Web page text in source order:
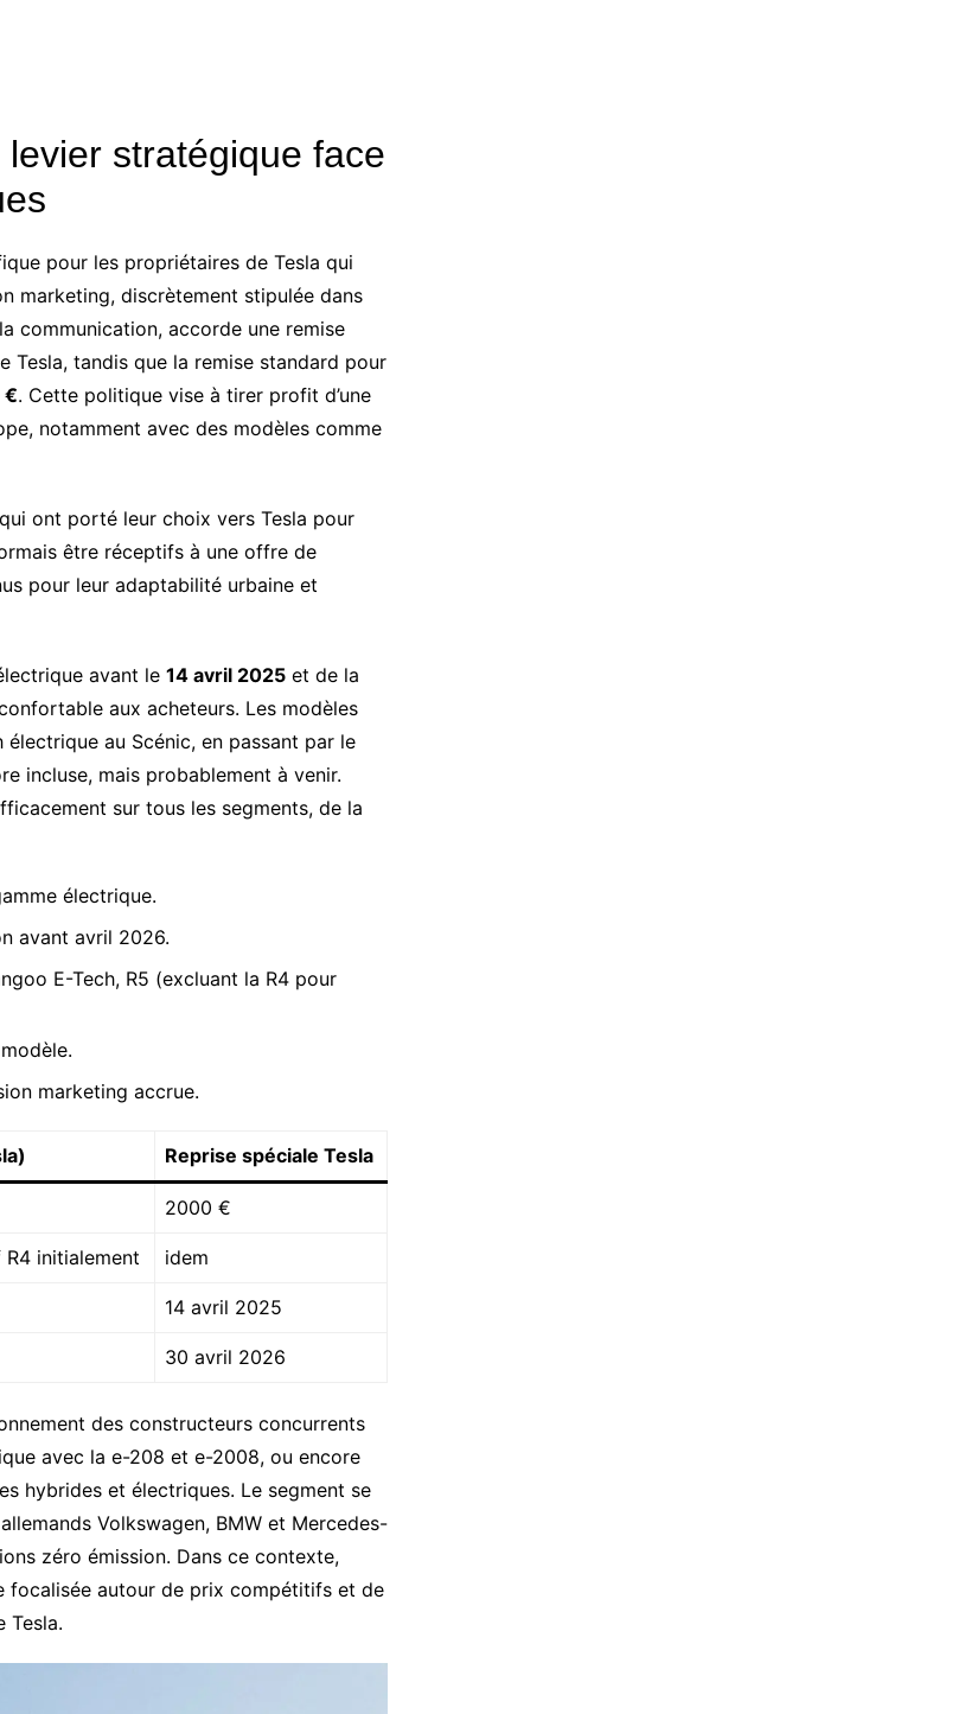
stratégique face
pour les propriétaires de Tesla qui
marketing, discrètement stipulée dans
communication, accorde une remise
Tesla, tandis que la remise standard pour
€. Cette politique vise à tirer profit d’une
notamment avec des modèles comme
ont porté leur choix vers Tesla pour
être réceptifs à une offre de
pour leur adaptabilité urbaine et
avant le 14 avril 2025 et de la
aux acheteurs. Les modèles
au Scénic, en passant par le
incluse, mais probablement à venir.
sur tous les segments, de la
électrique.
avant avril 2026.
E-Tech, R5 (excluant la R4 pour
marketing accrue.
Reprise spéciale Tesla
2000 €
initialement idem
14 avril 2025
30 avril 2026
des constructeurs concurrents
avec la e-208 et e-2008, ou encore
hybrides et électriques. Le segment se
Volkswagen, BMW et Mercedes-
zéro émission. Dans ce contexte,
focalisée autour de prix compétitifs et de
Tesla.